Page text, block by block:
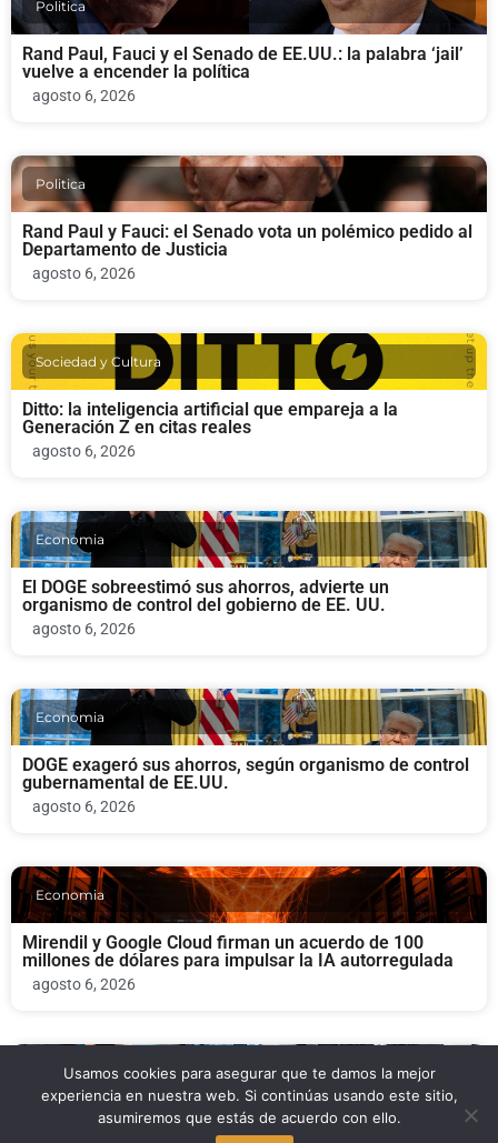
Politica
Rand Paul, Fauci y el Senado de EE.UU.: la palabra ‘jail’
vuelve a encender la política
agosto 6, 2026
Politica
Rand Paul y Fauci: el Senado vota un polémico pedido al
Departamento de Justicia
agosto 6, 2026
Sociedad y Cultura
Ditto: la inteligencia artificial que empareja a la
Generación Z en citas reales
agosto 6, 2026
Economia
El DOGE sobreestimó sus ahorros, advierte un
organismo de control del gobierno de EE. UU.
agosto 6, 2026
Economia
DOGE exageró sus ahorros, según organismo de control
gubernamental de EE.UU.
agosto 6, 2026
Economia
Mirendil y Google Cloud firman un acuerdo de 100
millones de dólares para impulsar la IA autorregulada
agosto 6, 2026
Economia
Malachyte: ex empleados de Spotify recaudan $10
millones para llevar la IA de recomendaciones al e-
Usamos cookies para asegurar que te damos la mejor
experiencia en nuestra web. Si continúas usando este sitio,
asumiremos que estás de acuerdo con ello.